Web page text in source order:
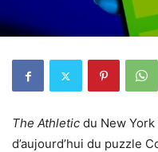
The Athletic du New York
d’aujourd’hui du puzzle